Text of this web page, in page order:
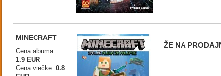
MINECRAFT
Cena albuma:
1.9 EUR
Cena vrečke: 0.8
ŽE NA